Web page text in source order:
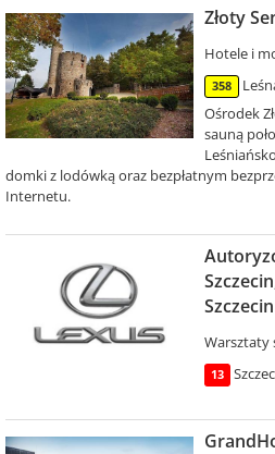
Złoty
Hotele i
358
Ośrodek
sauną
domki z lodówką oraz bezpłatnym
Internetu.
Szczecin
Warsztaty
13